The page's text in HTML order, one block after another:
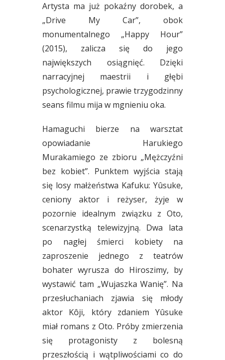
Artysta ma już pokaźny dorobek, a
„Drive My Car”, obok
monumentalnego „Happy Hour”
(2015), zalicza się do jego
największych osiągnięć. Dzięki
narracyjnej maestrii i głębi
psychologicznej, prawie trzygodzinny
seans filmu mija w mgnieniu oka.
Hamaguchi bierze na warsztat
opowiadanie Harukiego
Murakamiego ze zbioru „Mężczyźni
bez kobiet”. Punktem wyjścia stają
się losy małżeństwa Kafuku: Yûsuke,
ceniony aktor i reżyser, żyje w
pozornie idealnym związku z Oto,
scenarzystką telewizyjną. Dwa lata
po nagłej śmierci kobiety na
zaproszenie jednego z teatrów
bohater wyrusza do Hiroszimy, by
wystawić tam „Wujaszka Wanię”. Na
przesłuchaniach zjawia się młody
aktor Kôji, który zdaniem Yûsuke
miał romans z Oto. Próby zmierzenia
się protagonisty z bolesną
przeszłością i wątpliwościami co do